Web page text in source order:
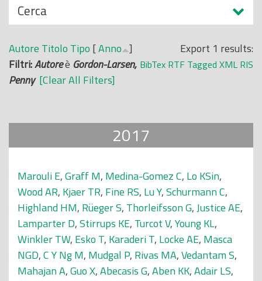
N
a
s
c
o
n
i
Cerca
Export 1 results:
BibTex RTF Tagged XML RIS
Autore Titolo Tipo [Anno ]
Filtri:Autoreè Gordon-Larsen,
Penny [Clear All Filters]
2017
Marouli E,Graff M, Medina-Gomez C, Lo KSin,
Wood AR, Kjaer TR, Fine RS, Lu Y,Schurmann C,
Highland HM, Rüeger S, Thorleifsson G,Justice AE,
Lamparter D,Stirrups KE, Turcot V,Young KL,
Winkler TW, Esko T, Karaderi T, Locke AE, Masca
NGD,C Y Ng M, Mudgal P, Rivas MA,Vedantam S,
Mahajan A,Guo X,Abecasis G,Aben KK,Adair LS,